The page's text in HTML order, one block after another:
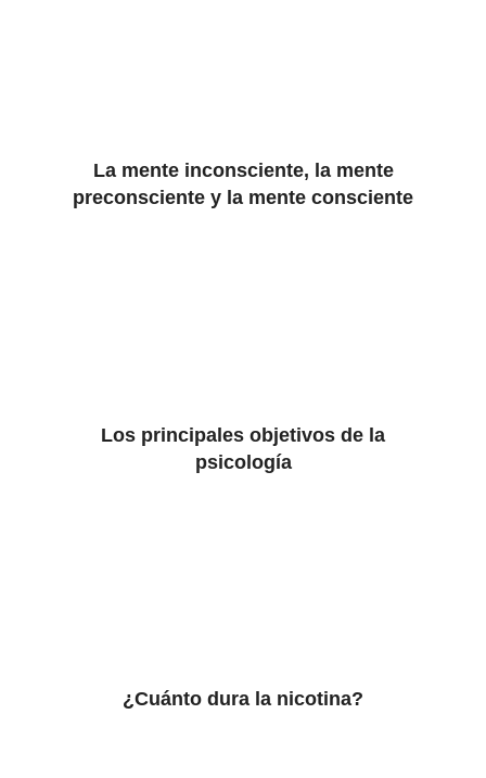
La mente inconsciente, la mente
preconsciente y la mente consciente
Los principales objetivos de la
psicología
¿Cuánto dura la nicotina?